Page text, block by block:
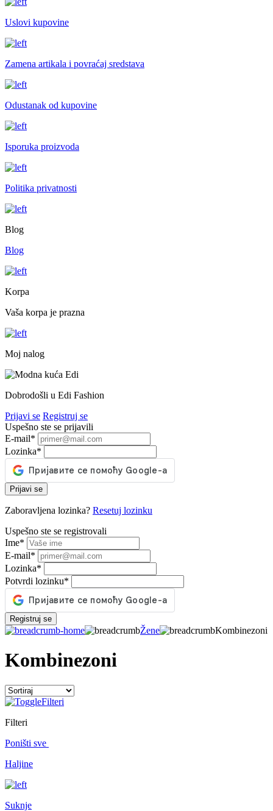
Uslovi kupovine
Zamena artikala i povraćaj sredstava
Odustanak od kupovine
Isporuka proizvoda
Politika privatnosti
Blog
Blog
Korpa
Vaša korpa je prazna
Moj nalog
Dobrodošli u Edi Fashion
Prijavi se Registruj se
Uspešno ste se prijavili
E-mail*
Lozinka*
Prijavi se
Zaboravljena lozinka? Resetuj lozinku
Uspešno ste se registrovali
Ime*
E-mail*
Lozinka*
Potvrdi lozinku*
Registruj se
Žene Kombinezoni
Kombinezoni
Filteri
Filteri
Poništi sve
Haljine
Suknje